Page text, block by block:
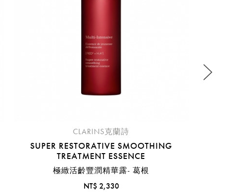
CLARINS克蘭詩
SUPER RESTORATIVE SMOOTHING
TREATMENT ESSENCE
極緻活齡豐潤精華露- 葛根
NT$ 2,330